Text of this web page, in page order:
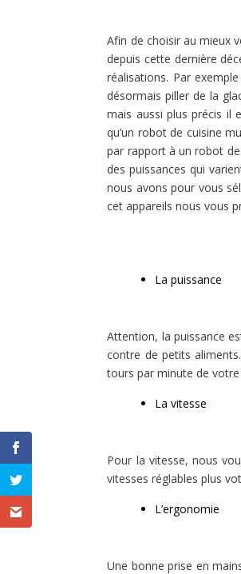
Afin de choisir au mieux
depuis cette dernière
réalisations. Par
désormais piller de la
mais aussi plus précis il
qu’un robot de cuisine
par rapport à un robot
des puissances qui
nous avons pour vous
cet appareils nous vous
La puissance
Attention, la puissance
contre de petits
tours par minute de
La vitesse
Pour la vitesse, nous
vitesses réglables plus
L’ergonomie
Une bonne prise en